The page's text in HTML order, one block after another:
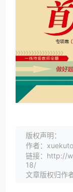
版权声明：
作者：
链接：http://
18/
文章版权归作